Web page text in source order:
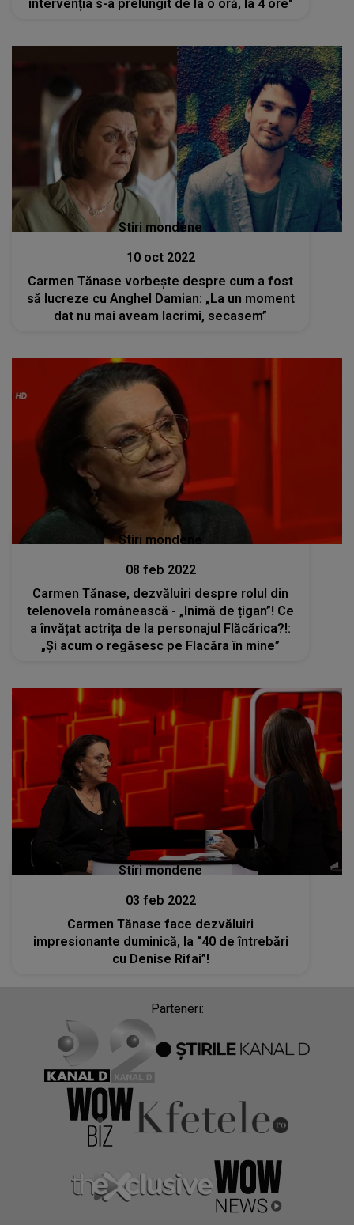
intervenția s-a prelungit de la o oră, la 4 ore"
Stiri mondene
10 oct 2022
Carmen Tănase vorbește despre cum a fost
să lucreze cu Anghel Damian: „La un moment
dat nu mai aveam lacrimi, secasem”
Stiri mondene
08 feb 2022
Carmen Tănase, dezvăluiri despre rolul din
telenovela românească - „Inimă de țigan”! Ce
a învățat actrița de la personajul Flăcărica?!:
„Și acum o regăsesc pe Flacăra în mine”
Stiri mondene
03 feb 2022
Carmen Tănase face dezvăluiri
impresionante duminică, la “40 de întrebări
cu Denise Rifai”!
Parteneri: